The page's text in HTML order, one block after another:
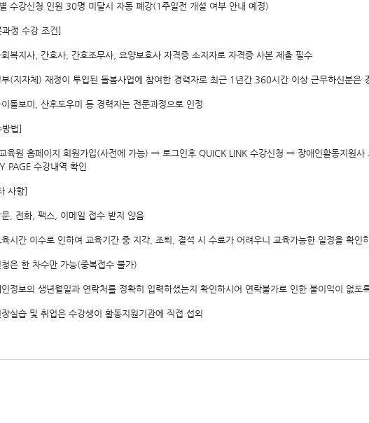
수강신청 인원 30명 미달시 자동 폐강(1주일전 개설 여부 안내 예정)
과정 수강 조건]
복지사, 간호사, 간호조무사, 요양보호사 자격증 소지자로 자격증 사본 제출 필수
(지자체) 재정이 투입된 돌봄사업에 참여한 경력자로 최근 1년간 360시간 이상 근무하신분은
돌보미, 산후도우미 등 경력자는 전문과정으로 인정
방법]
육원 홈페이지 회원가입(사전에 가능) ⇒ 로그인후 QUICK LINK 수강신청 ⇒ 장애인활동지원
PAGE 수강내역 확인
사항]
, 전화, 팩스, 이메일 접수 받지 않음
시간 이수로 인하여 교육기간 중 지각, 조퇴, 결석 시 수료가 어려우니 교육가능한 일정을 확인
은 한 차수만 가능(중복접수 불가)
정보의 생년월일과 연락처를 정확히 입력하셨는지 확인하시어 연락불가로 인한 불이익이 없도
실습 및 취업은 수강생이 활동지원기관에 직접 섭외